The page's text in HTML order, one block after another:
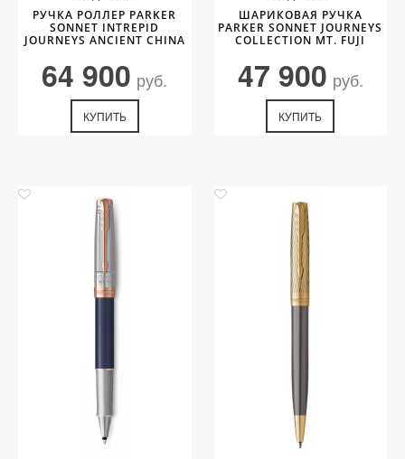
РУЧКА РОЛЛЕР PARKER
SONNET INTREPID
JOURNEYS ANCIENT CHINA
64 900 руб.
КУПИТЬ
ШАРИКОВАЯ РУЧКА
PARKER SONNET JOURNEYS
COLLECTION MT. FUJI
47 900 руб.
КУПИТЬ